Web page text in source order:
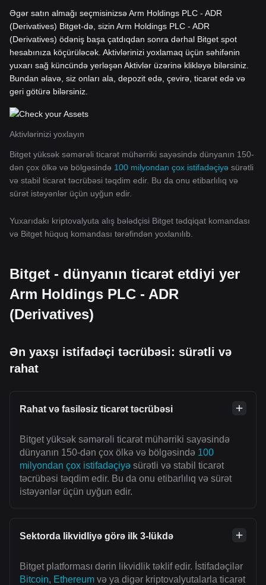
Əgər satın almağı seçmisinizsə Arm Holdings PLC - ADR
(Derivatives) Bitget-də, sizin Arm Holdings PLC - ADR
(Derivatives) ödəniş başa çatdıqdan sonra dərhal Bitget spot
hesabınıza köçürüləcək. Aktivlərinizi yoxlamaq üçün səhifənin
yuxarı sağ küncündə yerləşən Aktivlər üzərinə klikləyə bilərsiniz.
Bundan əlavə, siz onları ala, depozit edə, çevirə, ticarət edə və
geri götürə bilərsiniz.
Aktivlərinizi yoxlayın
Bitget yüksək səmərəli ticarət mühərriki sayəsində dünyanın 150-
dən çox ölkə və bölgəsində 100 milyondan çox istifadəçiyə sürətli
və stabil ticarət təcrübəsi təqdim edir. Bu da onu etibarlılıq və
sürət istəyənlər üçün uyğun edir.
Yuxarıdakı kriptovalyuta alış bələdçisi Bitget tədqiqat komandası
və Bitget hüquq komandası tərəfindən yoxlanılıb.
Bitget - dünyanın ticarət etdiyi yer
Arm Holdings PLC - ADR
(Derivatives)
Ən yaxşı istifadəçi təcrübəsi: sürətli və
rahat
Rahat və fasiləsiz ticarət təcrübəsi
Bitget yüksək səmərəli ticarət mühərriki sayəsində
dünyanın 150-dən çox ölkə və bölgəsində 100
milyondan çox istifadəçiyə sürətli və stabil ticarət
təcrübəsi təqdim edir. Bu da onu etibarlılıq və sürət
istəyənlər üçün uyğun edir.
Sektorda likvidliyə görə ilk 3-lükdə
Bitget platforması dərin likvidlik təklif edir. İstifadəçilər
Bitcoin, Ethereum və ya digər kriptovalyutalarla ticarət